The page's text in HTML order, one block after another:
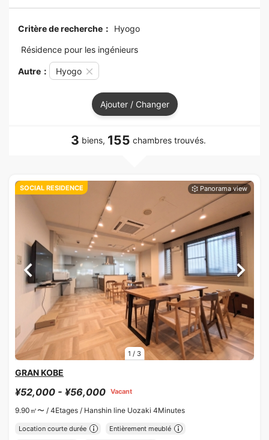
Critère de recherche： Hyogo
Résidence pour les ingénieurs
Autre： Hyogo
Ajouter / Changer
3 biens, 155 chambres trouvés.
1 / 3
SOCIAL RESIDENCE
GRAN KOBE
¥52,000 - ¥56,000 Vacant
9.90㎡〜 / 4Etages / Hanshin line Uozaki 4Minutes
Location courte durée Entièrement meublé